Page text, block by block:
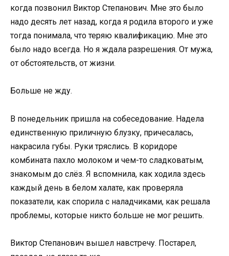
когда позвонил Виктор Степанович. Мне это было
надо десять лет назад, когда я родила второго и уже
тогда понимала, что теряю квалификацию. Мне это
было надо всегда. Но я ждала разрешения. От мужа,
от обстоятельств, от жизни.
Больше не жду.
В понедельник пришла на собеседование. Надела
единственную приличную блузку, причесалась,
накрасила губы. Руки тряслись. В коридоре
комбината пахло молоком и чем-то сладковатым,
знакомым до слёз. Я вспомнила, как ходила здесь
каждый день в белом халате, как проверяла
показатели, как спорила с наладчиками, как решала
проблемы, которые никто больше не мог решить.
Виктор Степанович вышел навстречу. Постарел,